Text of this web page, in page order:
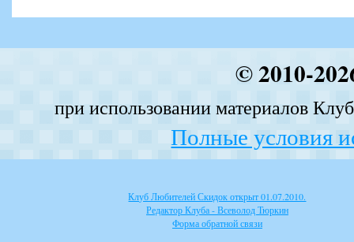
© 2010-
при использовании материалов
Полные условия
Клуб Любителей Скидок открыт 01.07.2010.
Редактор Клуба - Всеволод Тюркин
Форма обратной связи